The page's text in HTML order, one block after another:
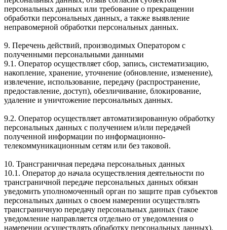
персональных данных или требование о прекращении
обработки персональных данных, а также выявление
неправомерной обработки персональных данных.
9. Перечень действий, производимых Оператором с
полученными персональными данными
9.1. Оператор осуществляет сбор, запись, систематизацию,
накопление, хранение, уточнение (обновление, изменение),
извлечение, использование, передачу (распространение,
предоставление, доступ), обезличивание, блокирование,
удаление и уничтожение персональных данных.
9.2. Оператор осуществляет автоматизированную обработку
персональных данных с получением и/или передачей
полученной информации по информационно-
телекоммуникационным сетям или без таковой.
10. Трансграничная передача персональных данных
10.1. Оператор до начала осуществления деятельности по
трансграничной передаче персональных данных обязан
уведомить уполномоченный орган по защите прав субъектов
персональных данных о своем намерении осуществлять
трансграничную передачу персональных данных (такое
уведомление направляется отдельно от уведомления о
намерении осуществлять обработку персональных данных).